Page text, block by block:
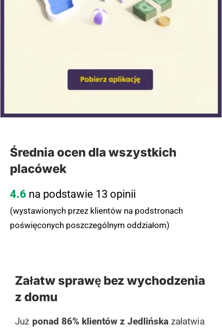
Średnia ocen dla wszystkich
placówek
4.6 na podstawie 13 opinii
(wystawionych przez klientów na podstronach
poświęconych poszczególnym oddziałom)
Załatw sprawę bez wychodzenia
z domu
Już ponad 86% klientów z Jedlińska załatwia